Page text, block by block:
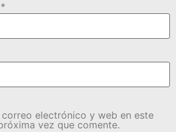
*
electrónico y web en este
vez que comente.